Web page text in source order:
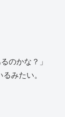
のかな？」
みたい。